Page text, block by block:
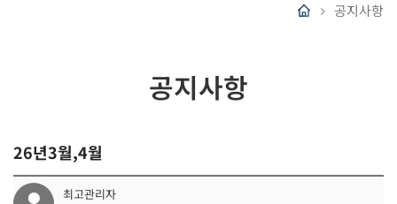
공지사항
공지사항
26년3월,4월
최고관리자